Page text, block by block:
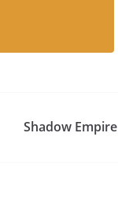
Shadow Empire